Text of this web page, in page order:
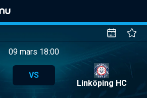
09 mars 18:00
VS
Linköping HC